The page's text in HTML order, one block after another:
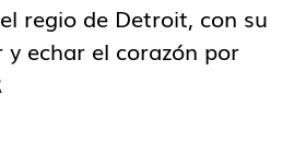
regio de Detroit, con su
echar el corazón por